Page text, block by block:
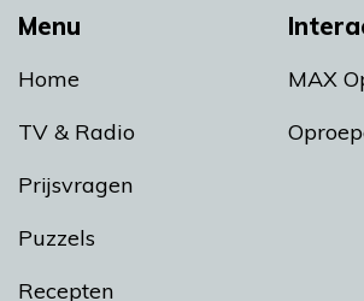
Menu
Home
TV & Radio
Prijsvragen
Puzzels
Recepten
MAX